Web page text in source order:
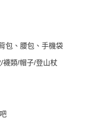
包、腰包、手機袋
/襪類/帽子/登山杖